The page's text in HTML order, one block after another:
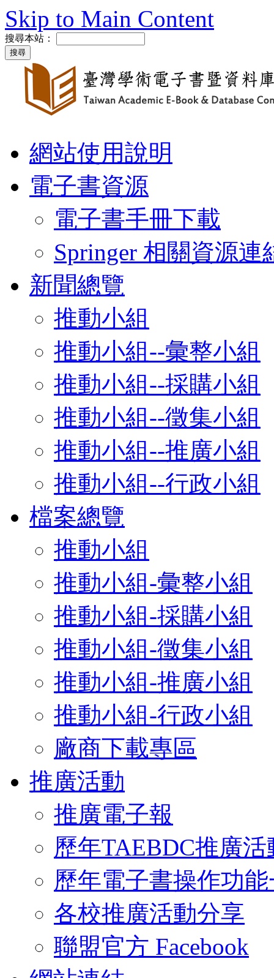
Skip to Main Content
搜尋本站：
網站使用說明
電子書資源
電子書手冊下載
Springer 相關資源連
新聞總覽
推動小組
推動小組--彙整小組
推動小組--採購小組
推動小組--徵集小組
推動小組--推廣小組
推動小組--行政小組
檔案總覽
推動小組
推動小組-彙整小組
推動小組-採購小組
推動小組-徵集小組
推動小組-推廣小組
推動小組-行政小組
廠商下載專區
推廣活動
推廣電子報
歷年TAEBDC推廣活
歷年電子書操作功
各校推廣活動分享
聯盟官方 Facebook